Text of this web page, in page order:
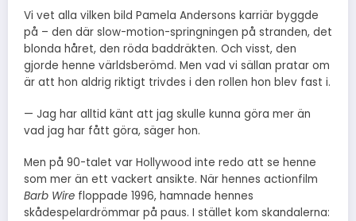
Vi vet alla vilken bild Pamela Andersons karriär byggde
på – den där slow-motion-springningen på stranden, det
blonda håret, den röda baddräkten. Och visst, den
gjorde henne världsberömd. Men vad vi sällan pratar om
är att hon aldrig riktigt trivdes i den rollen hon blev fast i.
— Jag har alltid känt att jag skulle kunna göra mer än
vad jag har fått göra, säger hon.
Men på 90-talet var Hollywood inte redo att se henne
som mer än ett vackert ansikte. När hennes actionfilm
Barb Wire floppade 1996, hamnade hennes
skådespelardrömmar på paus. I stället kom skandalerna: